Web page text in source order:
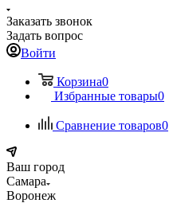
Заказать звонок
Задать вопрос
Войти
Корзина0
Избранные товары0
Сравнение товаров0
Ваш город
Самара
Воронеж